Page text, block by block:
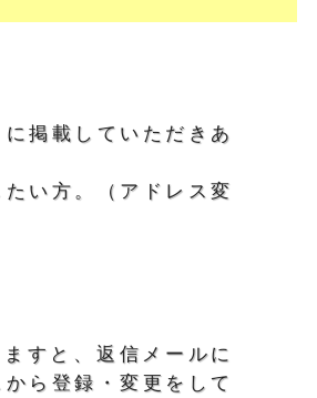
掲載していただきあ
い方。（アドレス変
すと、返信メールに
ら登録・変更をして